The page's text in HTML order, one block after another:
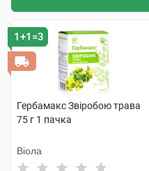
1+1=3
Гербамакс Звіробою трава
75 г 1 пачка
Віола